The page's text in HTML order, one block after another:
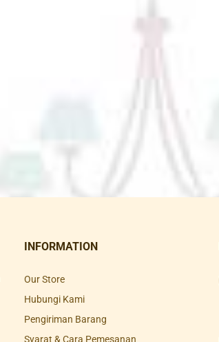
INFORMATION
Our Store
Hubungi Kami
Pengiriman Barang
Syarat & Cara Pemesanan